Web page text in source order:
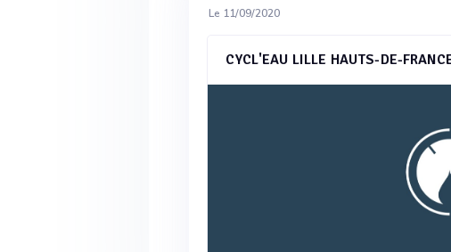
Le 11/09/2020
CYCL'EAU LILLE HAUTS-DE-